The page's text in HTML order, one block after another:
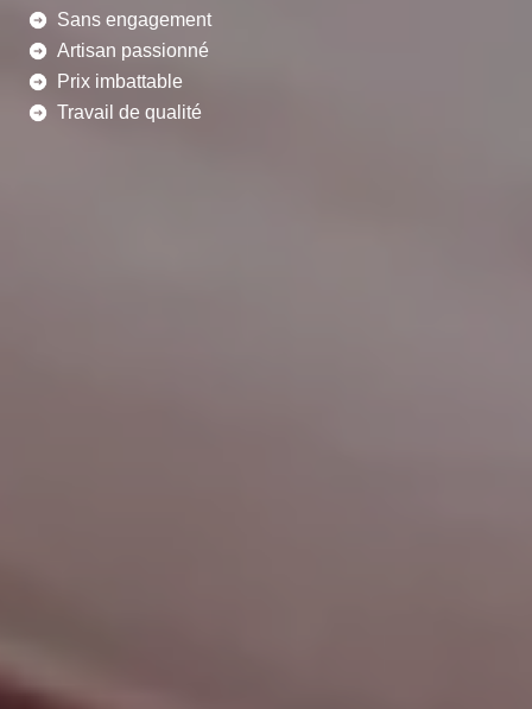
Sans engagement
Artisan passionné
Prix imbattable
Travail de qualité